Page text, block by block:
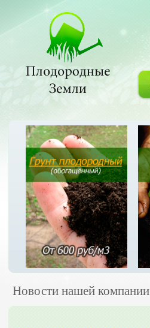
Новости нашей компании